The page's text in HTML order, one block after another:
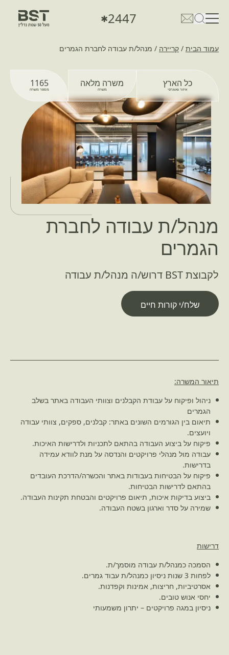
פתיחת טופס חיפוש
פתח את דף פרטי הקשר
2447
✱
עמוד הבית / קריירה / מנהל/ת עבודה לחברת הגמרים
כל הארץ
איזור גאוגרפי
משרה מלאה
משרה
1165
מספר משרה
מנהל/ת עבודה לחברת
הגמרים
לקבוצת BST דרוש/ה מנהל/ת עבודה
שלח/י קורות חיים
תיאור המשרה:
ניהול ופיקוח על עבודת הקבלנים וצוותי העבודה באתר בשלב
הגמרים
תיאום בין הגורמים השונים באתר: קבלנים, ספקים, צוותי עבודה
ויועצים.
פיקוח על ביצוע העבודה בהתאם לתכניות ולדרישות האיכות.
עבודה מול מנהלי פרויקטים והנדסה על מנת לוודא עמידה
בדרישות.
פיקוח על הבטיחות בעבודות באתר והכשרה/הדרכת העובדים
בהתאם לדרישות הבטיחות.
ביצוע בדיקות איכות, תיאום פרויקטים והבטחת תקינות העבודה.
שמירה על סדר וארגון בשטח העבודה.
דרישות
הסמכה כמנהל/ת עבודה מוסמך/ת.
לפחות 3 שנות ניסיון כמנהל/ת עבוד גמרים.
אסרטיביות, חריצות, אמינות וקפדנות.
יחסי אנוש טובים.
ניסיון במגה פרויקטים – יתרון משמעותי